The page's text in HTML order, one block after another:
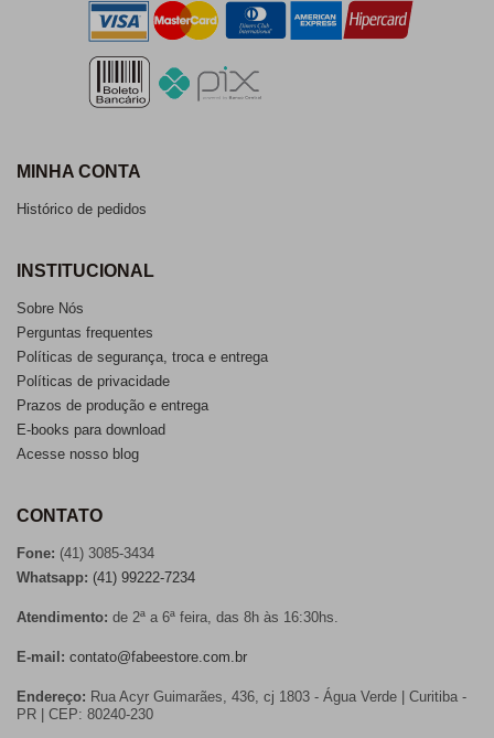
MINHA CONTA
Histórico de pedidos
INSTITUCIONAL
Sobre Nós
Perguntas frequentes
Políticas de segurança, troca e entrega
Políticas de privacidade
Prazos de produção e entrega
E-books para download
Acesse nosso blog
CONTATO
Fone: (41) 3085-3434
Whatsapp: (41) 99222-7234
Atendimento: de 2ª a 6ª feira, das 8h às 16:30hs.
E-mail: contato@fabeestore.com.br
Endereço: Rua Acyr Guimarães, 436, cj 1803 - Água Verde | Curitiba -
PR | CEP: 80240-230